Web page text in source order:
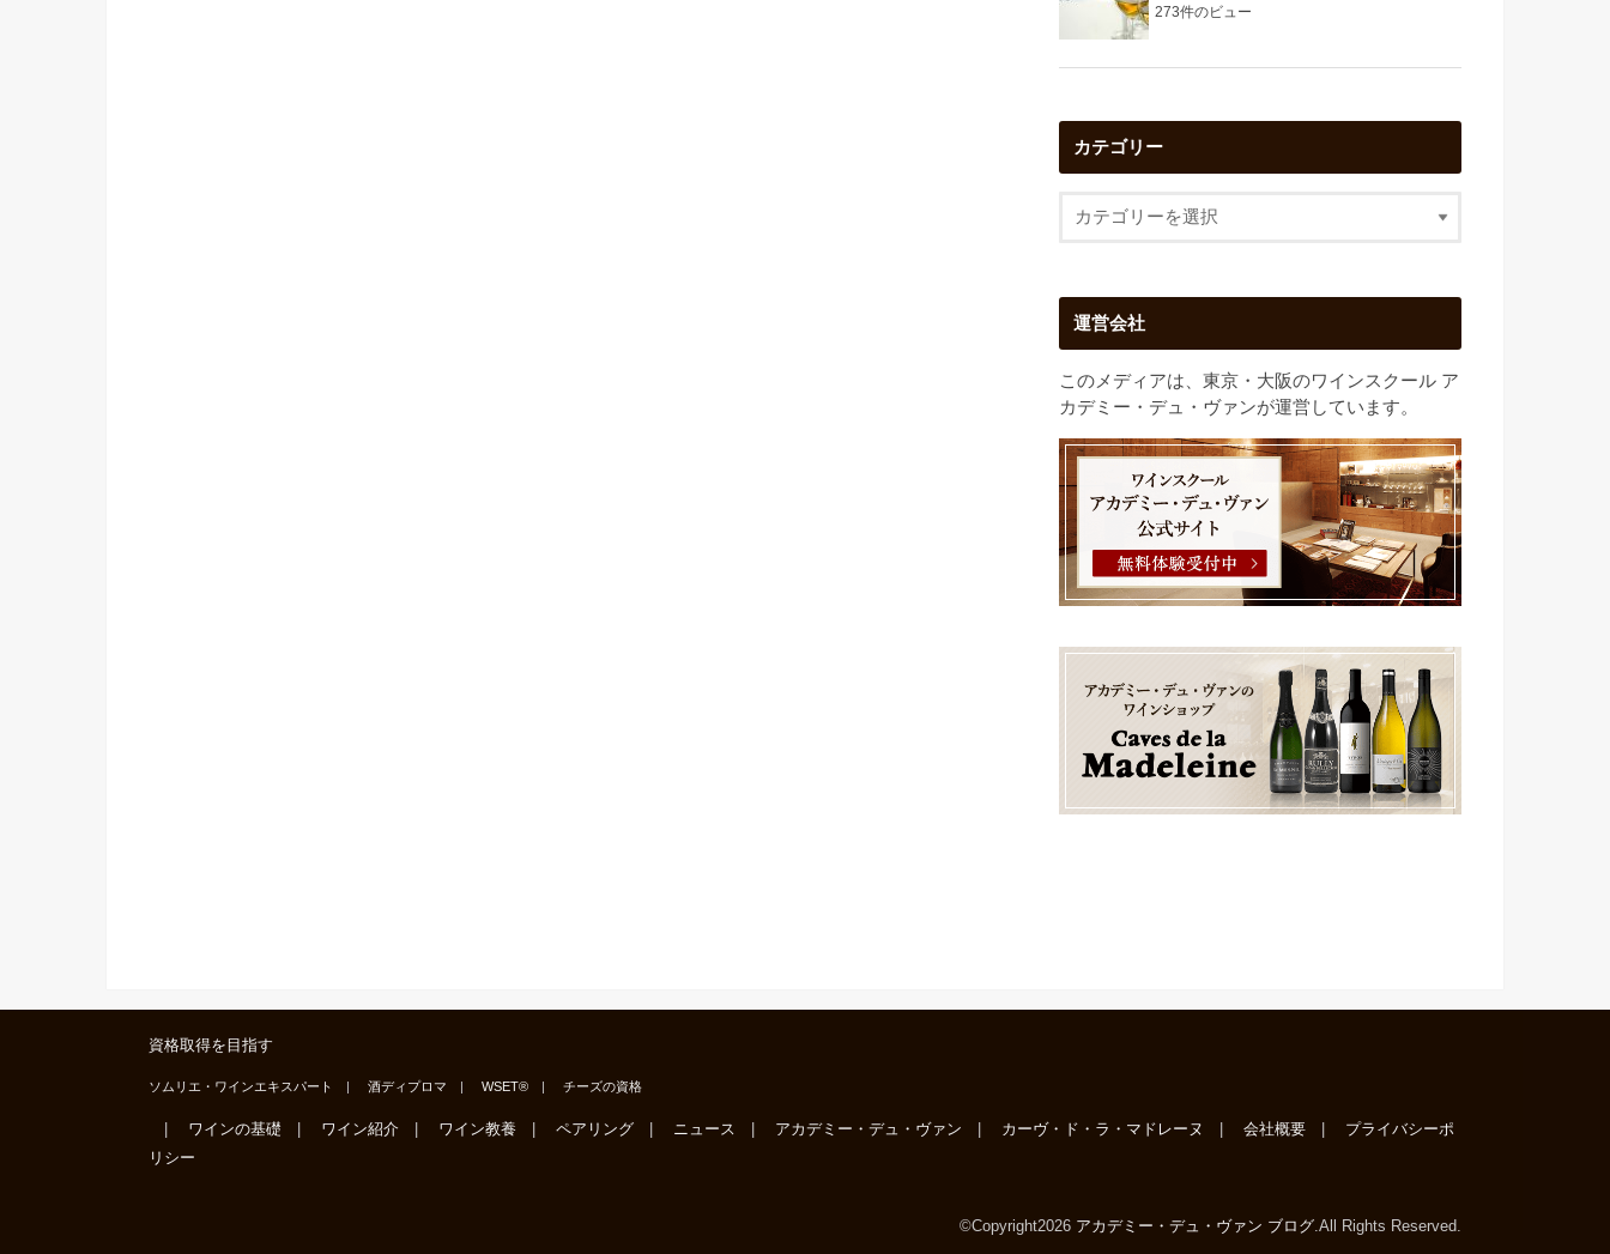
273件のビュー
カテゴリー
運営会社
このメディアは、東京・大阪のワインスクール ア
カデミー・デュ・ヴァンが運営しています。
資格取得を目指す
ソムリエ・ワインエキスパート 酒ディプロマ WSET® チーズの資格
ワインの基礎 ワイン紹介 ワイン教養 ペアリング ニュース アカデミー・デュ・ヴァン カーヴ・ド・ラ・マドレーヌ 会社概要
プライバシーポ
リシー
©Copyright2026 アカデミー・デュ・ヴァン ブログ.All Rights Reserved.